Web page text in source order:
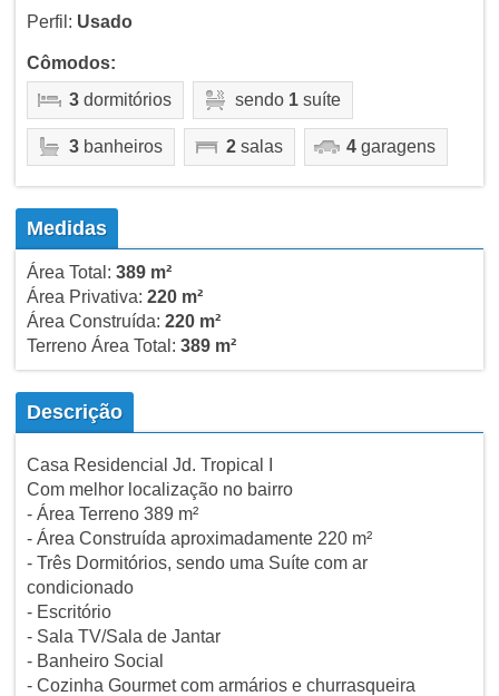
Perfil: Usado
Cômodos:
3dormitórios sendo 1suíte
3banheiros 2salas 4garagens
Medidas
Área Total: 389 m²
Área Privativa: 220 m²
Área Construída: 220 m²
Terreno Área Total: 389 m²
Descrição
Casa Residencial Jd. Tropical I
Com melhor localização no bairro
- Área Terreno 389 m²
- Área Construída aproximadamente 220 m²
- Três Dormitórios, sendo uma Suíte com ar
condicionado
- Escritório
- Sala TV/Sala de Jantar
- Banheiro Social
- Cozinha Gourmet com armários e churrasqueira